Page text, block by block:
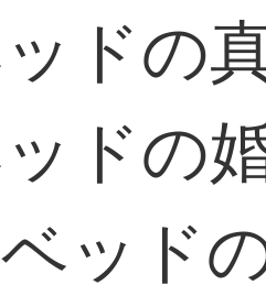
ドの
ドの
ッド